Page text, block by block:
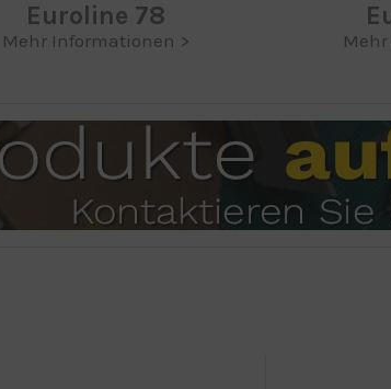
Euroline 78
Mehr Informationen >